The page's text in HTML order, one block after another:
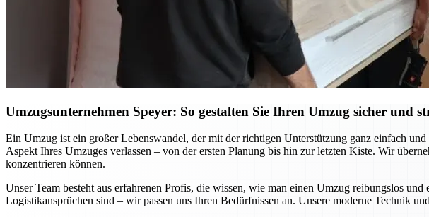
Umzugsunternehmen Speyer: So gestalten Sie Ihren Umzug sicher und
Ein Umzug ist ein großer Lebenswandel, der mit der richtigen Unterstützung ganz einfach
Aspekt Ihres Umzuges verlassen – von der ersten Planung bis hin zur letzten Kiste. Wir
konzentrieren können.
Unser Team besteht aus erfahrenen Profis, die wissen, wie man einen Umzug reibungslos
Logistikansprüchen sind – wir passen uns Ihren Bedürfnissen an. Unsere moderne Technik